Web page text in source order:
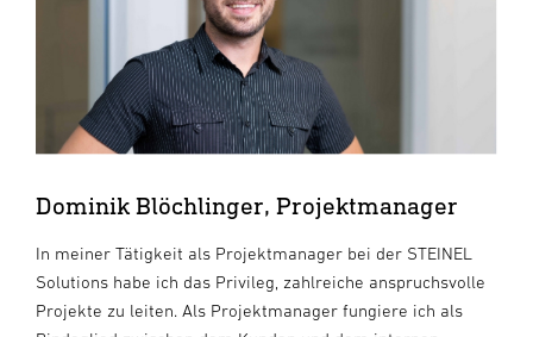
Dominik Blöchlinger, Projektmanager
In meiner Tätigkeit als Projektmanager bei der STEINEL
Solutions habe ich das Privileg, zahlreiche anspruchsvolle
Projekte zu leiten. Als Projektmanager fungiere ich als